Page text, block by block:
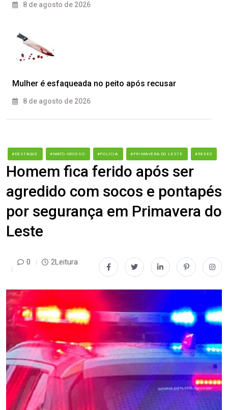
8 de agosto de 2026
Mulher é esfaqueada no peito após recusar
8 de agosto de 2026
#DESTAQUE #MATO GROSSO #POLÍCIA #PRIMAVERA DO LESTE #REDES
Homem fica ferido após ser
agredido com socos e pontapés
por segurança em Primavera do
Leste
0 2Leitura